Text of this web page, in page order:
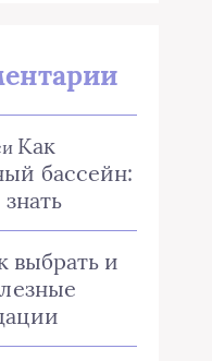
Как
бассейн:
выбрать и